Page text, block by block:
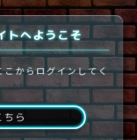
へようこそ
からログインしてく
ら